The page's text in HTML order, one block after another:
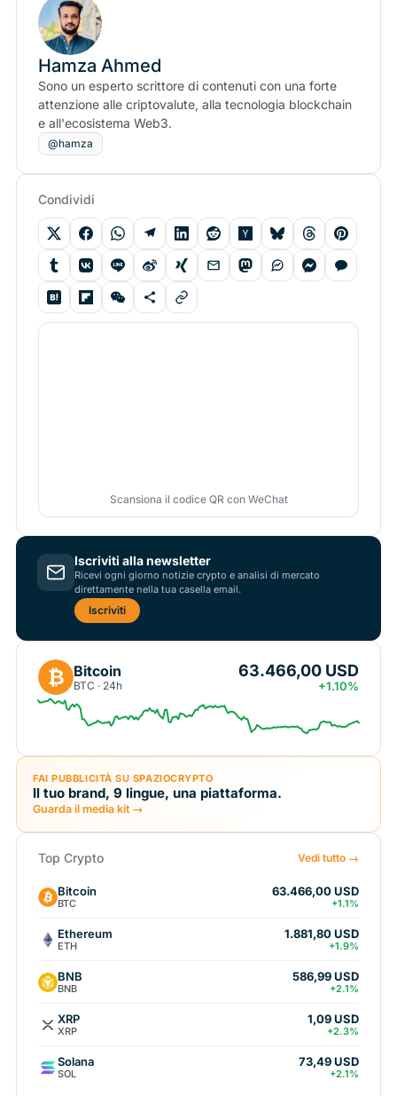
Hamza Ahmed
Sono un esperto scrittore di contenuti con una forte
attenzione alle criptovalute, alla tecnologia blockchain
e all'ecosistema Web3.
@hamza
Condividi
Scansiona il codice QR con WeChat
Iscriviti alla newsletter
Ricevi ogni giorno notizie crypto e analisi di mercato
direttamente nella tua casella email.
Iscriviti
₿ Bitcoin
BTC · 24h
63.466,00 USD
+1.10%
FAI PUBBLICITÀ SU SPAZIOCRYPTO
Il tuo brand, 9 lingue, una piattaforma.
Guarda il media kit →
Top Crypto Vedi tutto →
Bitcoin
BTC
63.466,00 USD
+1.1%
Ethereum
ETH
1.881,80 USD
+1.9%
BNB
BNB
586,99 USD
+2.1%
XRP
XRP
1,09 USD
+2.3%
Solana
SOL
73,49 USD
+2.1%